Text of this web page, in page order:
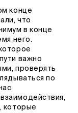
конце
что
в конце
него.
важно
проверять
по
которые